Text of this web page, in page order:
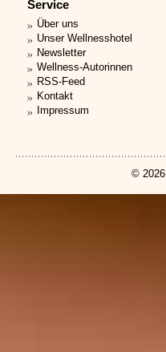
Service
Über uns
Unser Wellnesshotel
Newsletter
Wellness-Autorinnen
RSS-Feed
Kontakt
Impressum
© 2026